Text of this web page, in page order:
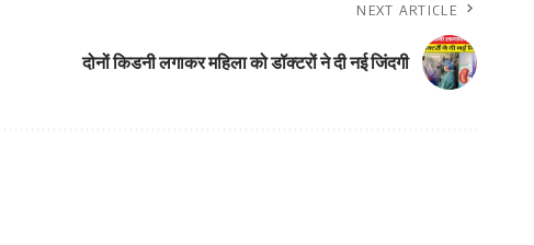
NEXT ARTICLE
दोनों किडनी लगाकर महिला को डॉक्टरों ने दी नई जिंदगी